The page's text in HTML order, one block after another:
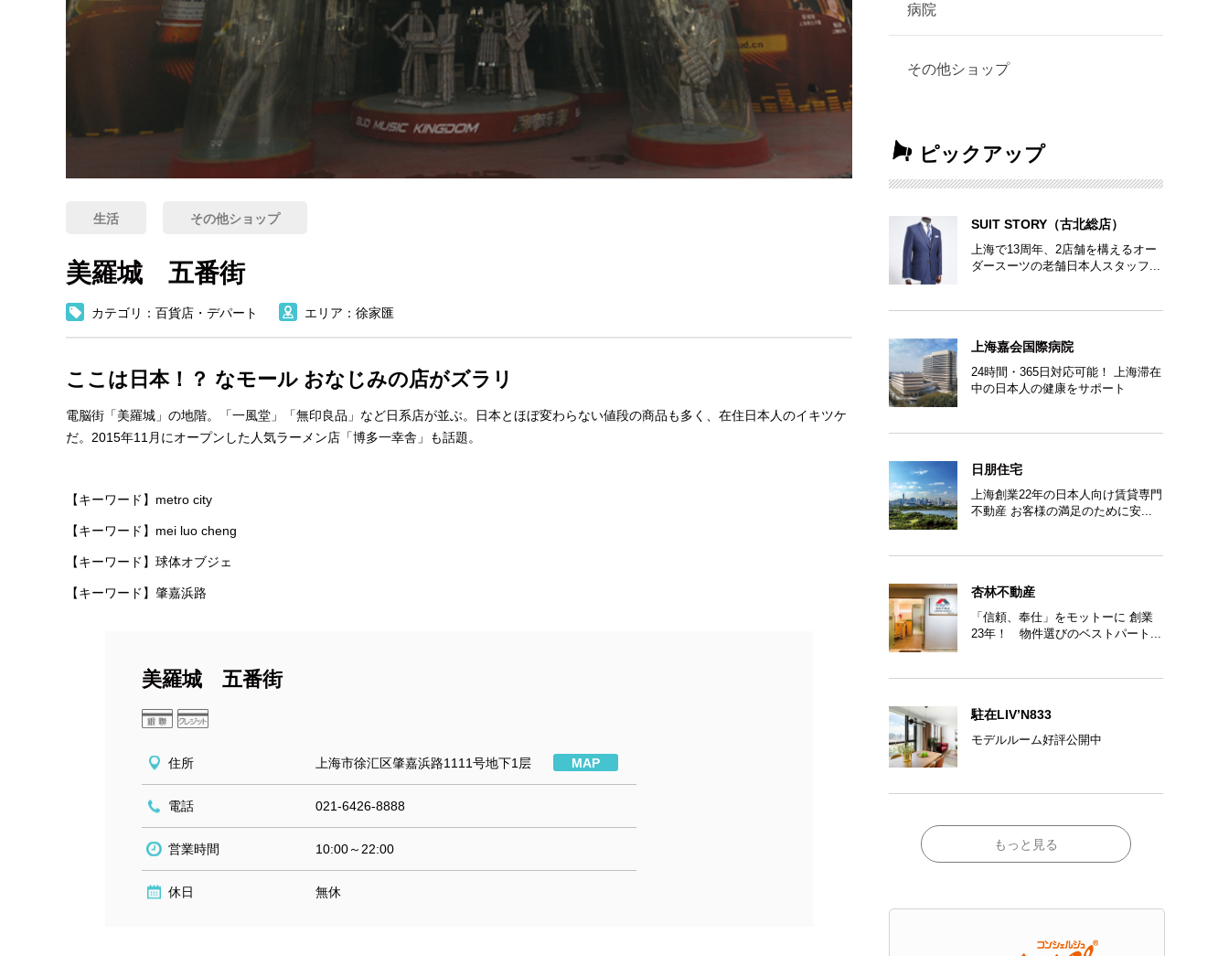
生活 その他ショップ
美羅城 五番街
カテゴリ：百貨店・デパート エリア：徐家匯
ここは日本！？ なモール おなじみの店がズラリ
電脳街「美羅城」の地階。「一風堂」「無印良品」など日系店が並ぶ。日本とほぼ変わらない値段の商品も多く、在住日本人のイキツケ
だ。2015年11月にオープンした人気ラーメン店「博多一幸舎」も話題。
【キーワード】metro city
【キーワード】mei luo cheng
【キーワード】球体オブジェ
【キーワード】肇嘉浜路
美羅城 五番街
住所 上海市徐汇区肇嘉浜路1111号地下1层 MAP
電話 021-6426-8888
営業時間 10:00～22:00
休日 無休
病院
その他ショップ
ピックアップ
SUIT STORY（古北総店）
上海で13周年、2店舗を構えるオー
ダースーツの老舗日本人スタッフ...
上海嘉会国際病院
24時間・365日対応可能！ 上海滞在
中の日本人の健康をサポート
日朋住宅
上海創業22年の日本人向け賃貸専門
不動産 お客様の満足のために安...
杏林不動産
「信頼、奉仕」をモットーに 創業
23年！ 物件選びのベストパート...
駐在LIV’N833
モデルルーム好評公開中
もっと見る